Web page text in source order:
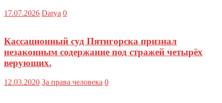
17.07.2026 Darya 0
Кассационный суд Пятигорска признал
незаконным содержание под стражей четырёх
верующих.
12.03.2020 За права человека 0